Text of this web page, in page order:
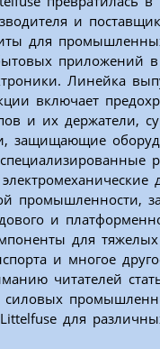
и
для
приложений в
Линейка
включает
и их держатели,
защищающие
промышленности,
и
для
и многое
читателей
силовых
для